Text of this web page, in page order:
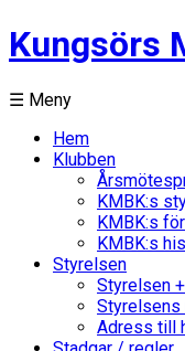
Kungsörs
☰ Meny
Hem
Klubben
KMBK:s
KMBK:s
KMBK:s
Styrelsen
Styrelsen
Adress till